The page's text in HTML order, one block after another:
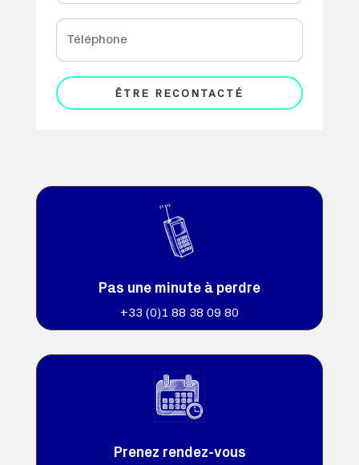
ÊTRE RECONTACTÉ
Pas une minute à perdre
+33 (0)1 88 38 09 80
Prenez rendez-vous